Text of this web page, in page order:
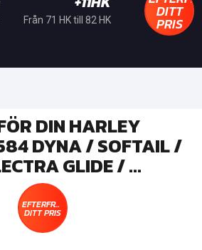
Från 71 HK till 82 HK DITT
PRIS
DIN HARLEY
DYNA / SOFTAIL /
GLIDE / ...
EFTERFRÅGA
DITT PRIS